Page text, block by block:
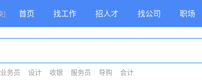
] 首页 找工作 招人才 找公司 职场
业务员 设计 收银 服务员 导购 会计